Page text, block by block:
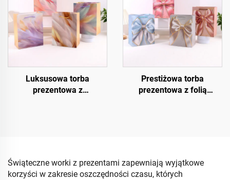
Luksusowa torba
prezentowa z
Prestiżowa torba
prezentowa z folią
Świąteczne worki z prezentami zapewniają wyjątkowe
korzyści w zakresie oszczędności czasu, których